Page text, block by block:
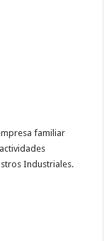
empresa familiar
Industriales.